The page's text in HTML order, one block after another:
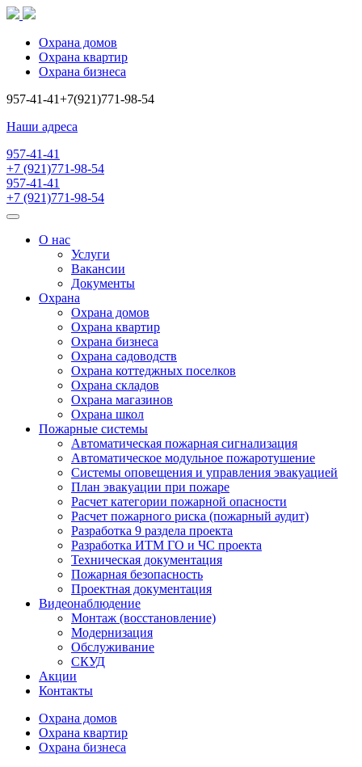
Охрана домов
Охрана квартир
Охрана бизнеса
957-41-41+7(921)771-98-54
Наши адреса
957-41-41
+7 (921)771-98-54
957-41-41
+7 (921)771-98-54
О нас
Услуги
Вакансии
Документы
Охрана
Охрана домов
Охрана квартир
Охрана бизнеса
Охрана садоводств
Охрана коттеджных поселков
Охрана складов
Охрана магазинов
Охрана школ
Пожарные системы
Автоматическая пожарная сигнализация
Автоматическое модульное пожаротушение
Системы оповещения и управления эвакуацией
План эвакуации при пожаре
Расчет категории пожарной опасности
Расчет пожарного риска (пожарный аудит)
Разработка 9 раздела проекта
Разработка ИТМ ГО и ЧС проекта
Техническая документация
Пожарная безопасность
Проектная документация
Видеонаблюдение
Монтаж (восстановление)
Модернизация
Обслуживание
СКУД
Акции
Контакты
Охрана домов
Охрана квартир
Охрана бизнеса